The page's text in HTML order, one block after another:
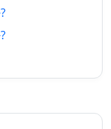
8. 6.